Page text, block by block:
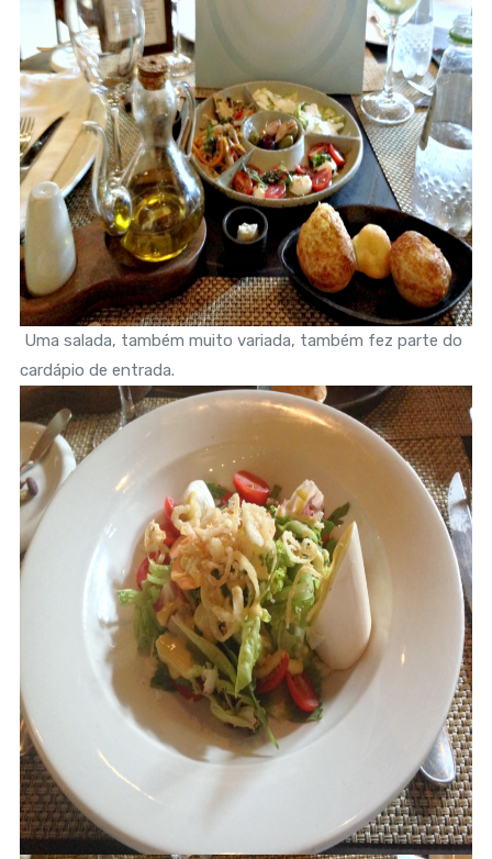
Uma salada, também muito variada, também fez parte do
cardápio de entrada.